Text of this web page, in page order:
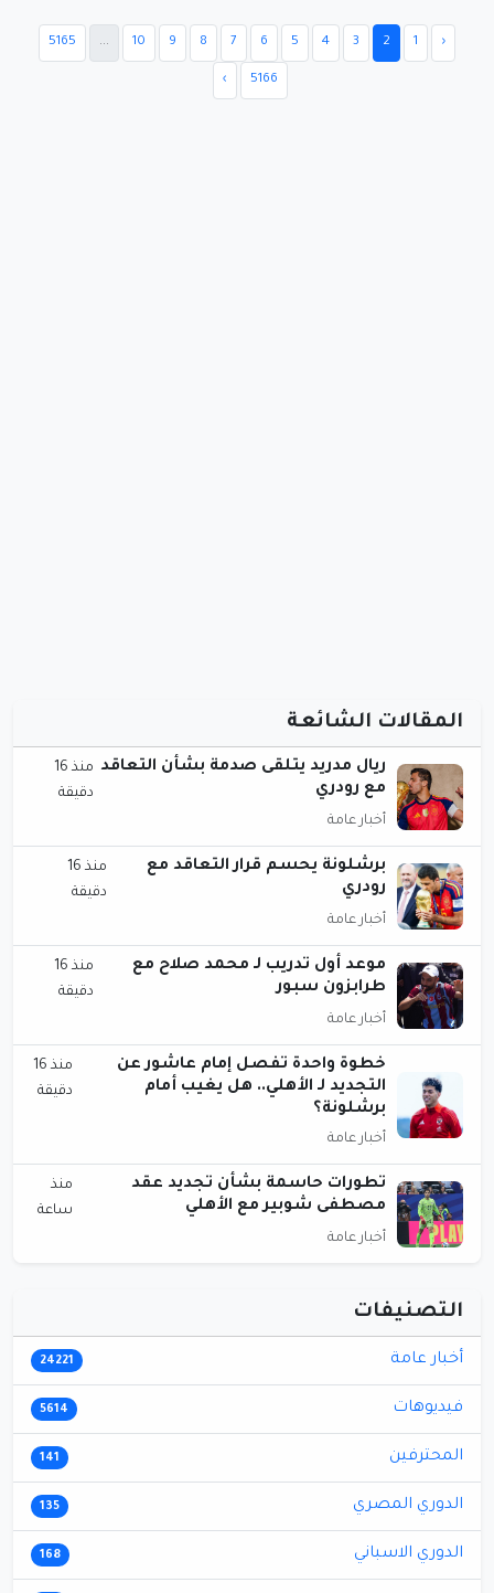
‹
1
2
3
4
5
6
7
8
9
10
...
5165
5166
›
المقالات الشائعة
ريال مدريد يتلقى صدمة بشأن التعاقد
مع رودري
منذ 16
دقيقة
أخبار عامة
برشلونة يحسم قرار التعاقد مع
رودري
منذ 16
دقيقة
أخبار عامة
موعد أول تدريب لـ محمد صلاح مع
طرابزون سبور
منذ 16
دقيقة
أخبار عامة
خطوة واحدة تفصل إمام عاشور عن
التجديد لـ الأهلي.. هل يغيب أمام
برشلونة؟
منذ 16
دقيقة
أخبار عامة
تطورات حاسمة بشأن تجديد عقد
مصطفى شوبير مع الأهلي
منذ
ساعة
أخبار عامة
التصنيفات
أخبار عامة 24221
فيديوهات 5614
المحترفين 141
الدوري المصري 135
الدوري الاسباني 168